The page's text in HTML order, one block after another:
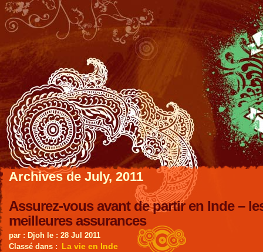
Archives de July, 2011
Assurez-vous avant de partir en Inde –
meilleures assurances
par : Djoh le : 28 Jul 2011
Classé dans : La vie en Inde